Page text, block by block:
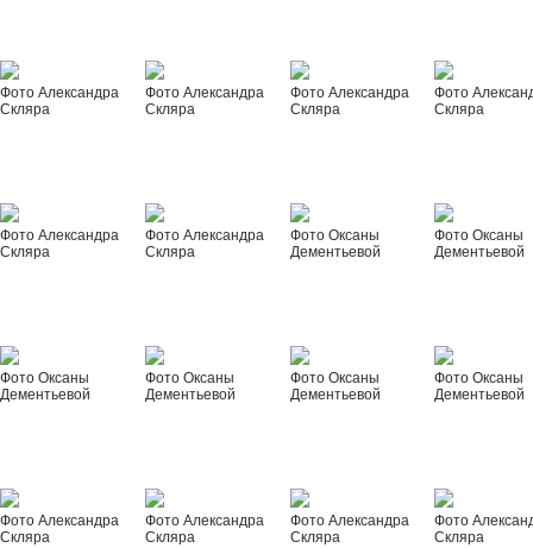
Фото Александра
Скляра
Фото Александра
Скляра
Фото Александра
Скляра
Фото
Скляра
Фото Александра
Скляра
Фото Александра
Скляра
Фото Оксаны
Дементьевой
Фото Оксаны
Дементьевой
Фото Оксаны
Дементьевой
Фото Оксаны
Дементьевой
Фото Оксаны
Дементьевой
Фото Оксаны
Дементьевой
Фото Александра
Скляра
Фото Александра
Скляра
Фото Александра
Скляра
Фото
Скляра